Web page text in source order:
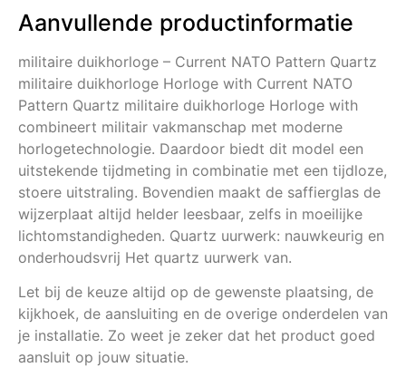
Aanvullende productinformatie
militaire duikhorloge – Current NATO Pattern Quartz
militaire duikhorloge Horloge with Current NATO
Pattern Quartz militaire duikhorloge Horloge with
combineert militair vakmanschap met moderne
horlogetechnologie. Daardoor biedt dit model een
uitstekende tijdmeting in combinatie met een tijdloze,
stoere uitstraling. Bovendien maakt de saffierglas de
wijzerplaat altijd helder leesbaar, zelfs in moeilijke
lichtomstandigheden. Quartz uurwerk: nauwkeurig en
onderhoudsvrij Het quartz uurwerk van.
Let bij de keuze altijd op de gewenste plaatsing, de
kijkhoek, de aansluiting en de overige onderdelen van
je installatie. Zo weet je zeker dat het product goed
aansluit op jouw situatie.